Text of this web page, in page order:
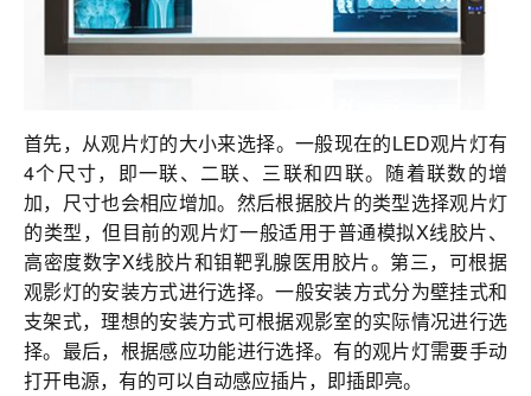
首先，从观片灯的大小来选择。一般现在的LED观片灯有
4个尺寸，即一联、二联、三联和四联。随着联数的增
加，尺寸也会相应增加。然后根据胶片的类型选择观片灯
的类型，但目前的观片灯一般适用于普通模拟X线胶片、
高密度数字X线胶片和钼靶乳腺医用胶片。第三，可根据
观影灯的安装方式进行选择。一般安装方式分为壁挂式和
支架式，理想的安装方式可根据观影室的实际情况进行选
择。最后，根据感应功能进行选择。有的观片灯需要手动
打开电源，有的可以自动感应插片，即插即亮。